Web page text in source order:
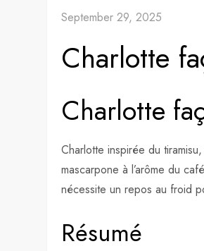
September 29, 2025
Charlotte
Charlotte
Charlotte inspirée du
mascarpone à l’arôme du
nécessite un repos au froid
Résumé